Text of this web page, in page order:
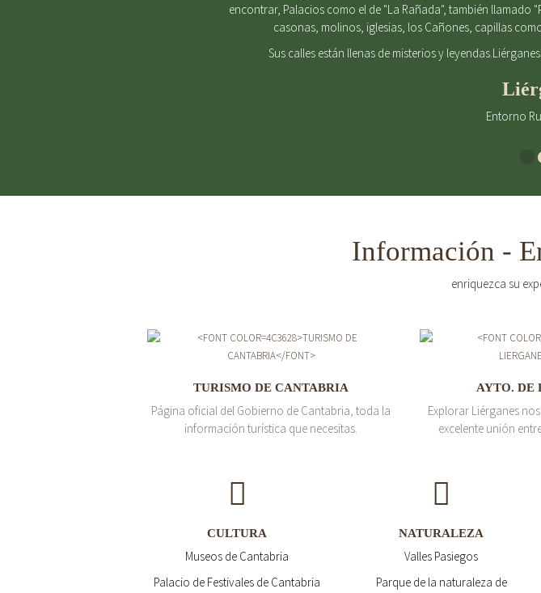
encontrar, Palacios como el de "La Rañada", también llamado
casonas, molinos, iglesias, los Cañones, capillas
Sus calles están llenas de misterios y
Entorno
Información -
enriquezca su
TURISMO DE CANTABRIA
Página oficial del Gobierno de Cantabria, toda la
información turística que necesitas.
AYTO. DE
Explorar Liérganes
excelente unión
CULTURA
Museos de Cantabria
Palacio de Festivales de Cantabria
NATURALEZA
Valles Pasiegos
Parque de la naturaleza de